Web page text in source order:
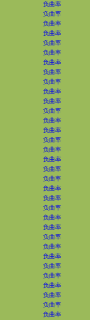
负曲率
负曲率
负曲率
负曲率
负曲率
负曲率
负曲率
负曲率
负曲率
负曲率
负曲率
负曲率
负曲率
负曲率
负曲率
负曲率
负曲率
负曲率
负曲率
负曲率
负曲率
负曲率
负曲率
负曲率
负曲率
负曲率
负曲率
负曲率
负曲率
负曲率
负曲率
负曲率
负曲率